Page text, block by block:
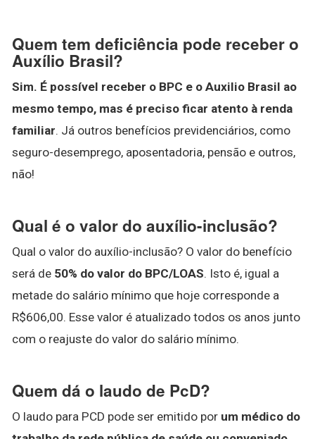
Quem tem deficiência pode receber o
Auxílio Brasil?
Sim. É possível receber o BPC e o Auxilio Brasil ao
mesmo tempo, mas é preciso ficar atento à renda
familiar. Já outros benefícios previdenciários, como
seguro-desemprego, aposentadoria, pensão e outros,
não!
Qual é o valor do auxílio-inclusão?
Qual o valor do auxílio-inclusão? O valor do benefício
será de 50% do valor do BPC/LOAS. Isto é, igual a
metade do salário mínimo que hoje corresponde a
R$606,00. Esse valor é atualizado todos os anos junto
com o reajuste do valor do salário mínimo.
Quem dá o laudo de PcD?
O laudo para PCD pode ser emitido por um médico do